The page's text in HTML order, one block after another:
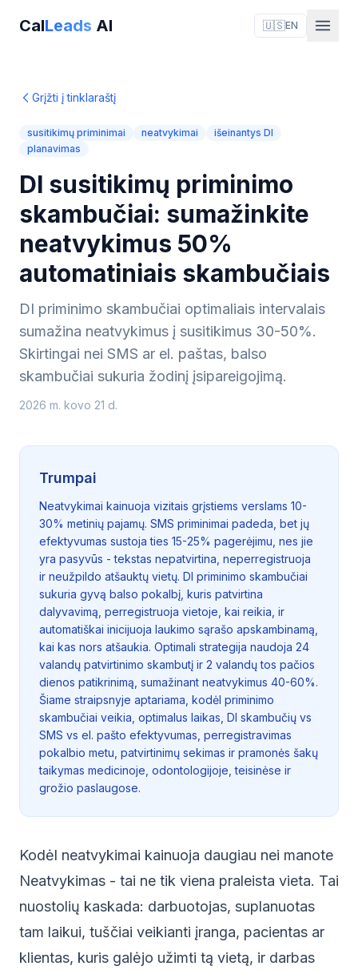
CalLeads AI 🇺🇸EN
Grįžti į tinklaraštį
susitikimų priminimai neatvykimai
išeinantys DI
planavimas
DI susitikimų priminimo
skambučiai: sumažinkite
neatvykimus 50%
automatiniais skambučiais
DI priminimo skambučiai optimaliais intervalais
sumažina neatvykimus į susitikimus 30-50%.
Skirtingai nei SMS ar el. paštas, balso
skambučiai sukuria žodinį įsipareigojimą.
2026 m. kovo 21 d.
Trumpai
Neatvykimai kainuoja vizitais grįstiems verslams 10-
30% metinių pajamų. SMS priminimai padeda, bet jų
efektyvumas sustoja ties 15-25% pagerėjimu, nes jie
yra pasyvūs - tekstas nepatvirtina, neperregistruoja
ir neužpildo atšauktų vietų. DI priminimo skambučiai
sukuria gyvą balso pokalbį, kuris patvirtina
dalyvavimą, perregistruoja vietoje, kai reikia, ir
automatiškai inicijuoja laukimo sąrašo apskambinamą,
kai kas nors atšaukia. Optimali strategija naudoja 24
valandų patvirtinimo skambutį ir 2 valandų tos pačios
dienos patikrinimą, sumažinant neatvykimus 40-60%.
Šiame straipsnyje aptariama, kodėl priminimo
skambučiai veikia, optimalus laikas, DI skambučių vs
SMS vs el. pašto efektyvumas, perregistravimas
pokalbio metu, patvirtinimų sekimas ir pramonės šakų
taikymas medicinoje, odontologijoje, teisinėse ir
grožio paslaugose.
Kodėl neatvykimai kainuoja daugiau nei manote
Neatvykimas - tai ne tik viena praleista vieta. Tai
nuostolių kaskada: darbuotojas, suplanuotas
tam laikui, tuščiai veikianti įranga, pacientas ar
klientas, kuris galėjo užimti tą vietą, ir darbas